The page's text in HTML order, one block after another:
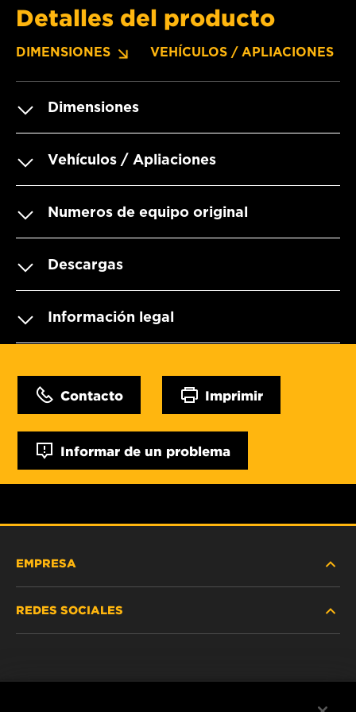
Detalles del producto
DIMENSIONES VEHÍCULOS / APLIACIONES
Dimensiones
Vehículos / Apliaciones
Numeros de equipo original
Descargas
Información legal
Contacto Imprimir
Informar de un problema
EMPRESA
REDES SOCIALES